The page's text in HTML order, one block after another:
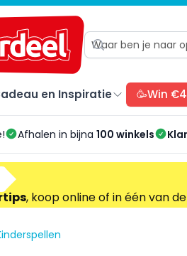
en Inspiratie 🥳Win
Afhalen in bijna 100 winkels
, koop online of in één van